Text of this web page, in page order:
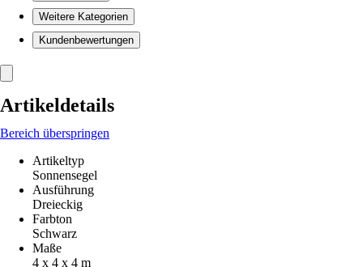
Weitere Kategorien
Kundenbewertungen
Artikeldetails
Bereich überspringen
Artikeltyp
Sonnensegel
Ausführung
Dreieckig
Farbton
Schwarz
Maße
4 x 4 x 4 m